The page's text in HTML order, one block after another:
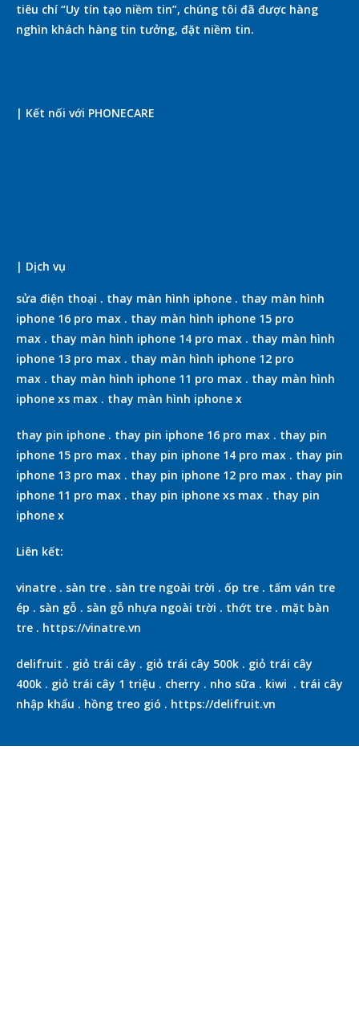
tiêu chí “Uy tín tạo niềm tin”, chúng tôi đã được hàng
nghìn khách hàng tin tưởng, đặt niềm tin.
| Kết nối với PHONECARE
| Dịch vụ
sửa điện thoại . thay màn hình iphone . thay màn hình
iphone 16 pro max . thay màn hình iphone 15 pro
max . thay màn hình iphone 14 pro max . thay màn hình
iphone 13 pro max . thay màn hình iphone 12 pro
max . thay màn hình iphone 11 pro max . thay màn hình
iphone xs max . thay màn hình iphone x
thay pin iphone . thay pin iphone 16 pro max . thay pin
iphone 15 pro max . thay pin iphone 14 pro max . thay pin
iphone 13 pro max . thay pin iphone 12 pro max . thay pin
iphone 11 pro max . thay pin iphone xs max . thay pin
iphone x
Liên kết:
vinatre . sàn tre . sàn tre ngoài trời . ốp tre . tấm ván tre
ép . sàn gỗ . sàn gỗ nhựa ngoài trời . thớt tre . mặt bàn
tre . https://vinatre.vn
delifruit . giỏ trái cây . giỏ trái cây 500k . giỏ trái cây
400k . giỏ trái cây 1 triệu . cherry . nho sữa . kiwi . trái cây
nhập khẩu . hồng treo gió . https://delifruit.vn